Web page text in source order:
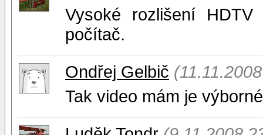
Vysoké rozlišení HDTV
počítač.
Ondřej Gelbič
Tak video mám je